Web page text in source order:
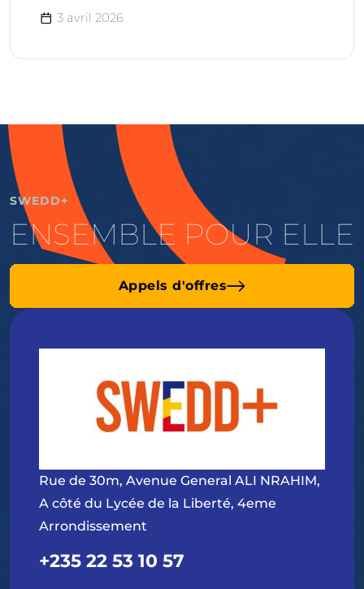
3 avril 2026
SWEDD+
ENSEMBLE POUR ELLE
Appels d'offres
Rue de 30m, Avenue General ALI NRAHIM,
A côté du Lycée de la Liberté, 4eme
Arrondissement
+235 22 53 10 57